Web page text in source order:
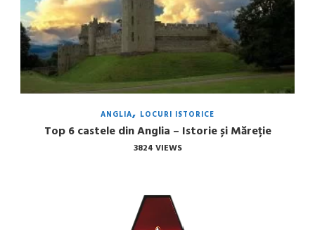
ANGLIA LOCURI ISTORICE
Top 6 castele din Anglia – Istorie și Măreție
3824 VIEWS